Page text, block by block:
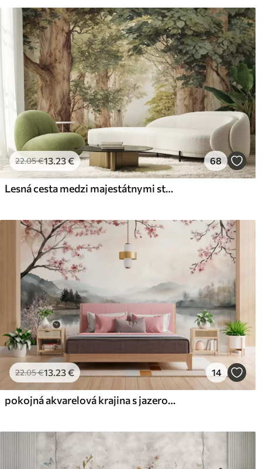
Čistenie
Tapetu môžete jemne
povrchovou úpravou sa
Spôsob aplikácie Plynulá aplikácia
Dostupné materiály
Štandard
45.0027.00€/m² 56
Prémiový vinyl
22.05€13.23€ 68
Lesná cesta medzi majestátnymi stromami v akvarelovom štýle
22.05€13.23€ 14
pokojná akvarelová krajina s jazerom a kvitnúcim stromom